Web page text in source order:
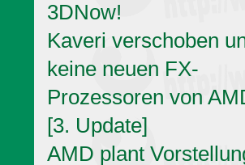
3DNow!
Kaveri verschoben
keine neuen FX-
Prozessoren von
[3. Update]
AMD plant